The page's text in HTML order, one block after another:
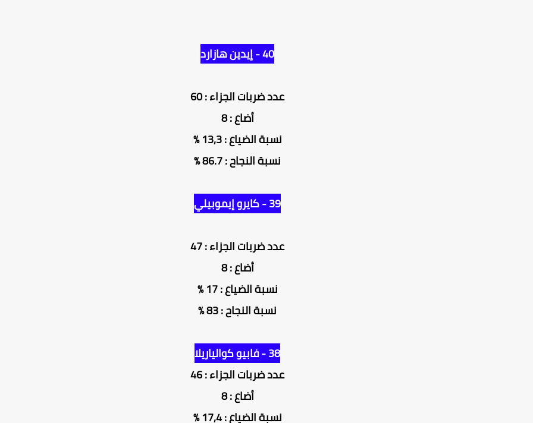
40 - إيدين هازارد
عدد ضربات الجزاء : 60
أضاع : 8
نسبة الضياع : 13,3 %
نسبة النجاح : 86.7 %
39 - كايرو إيموبيلي
عدد ضربات الجزاء : 47
أضاع : 8
نسبة الضياع : 17 %
نسبة النجاح : 83 %
38 - فابيو كوالياريلا
عدد ضربات الجزاء : 46
أضاع : 8
نسبة الضياع : 17,4 %